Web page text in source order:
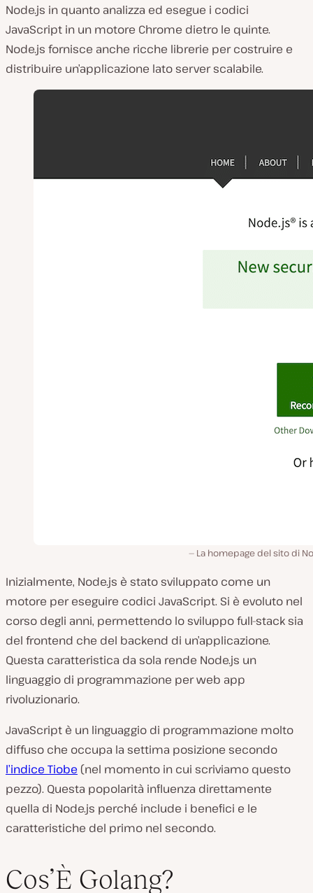
Node.js in quanto analizza ed esegue i codici
JavaScript in un motore Chrome dietro le quinte.
Node.js fornisce anche ricche librerie per costruire e
distribuire un’applicazione lato server scalabile.
La homepage del sito di
Inizialmente, Node.js è stato sviluppato come un
motore per eseguire codici JavaScript. Si è evoluto nel
corso degli anni, permettendo lo sviluppo full-stack sia
del frontend che del backend di un’applicazione.
Questa caratteristica da sola rende Node.js un
linguaggio di programmazione per web app
rivoluzionario.
JavaScript è un linguaggio di programmazione molto
diffuso che occupa la settima posizione secondo
l’indice Tiobe (nel momento in cui scriviamo questo
pezzo). Questa popolarità influenza direttamente
quella di Node.js perché include i benefici e le
caratteristiche del primo nel secondo.
Cos’È Golang?